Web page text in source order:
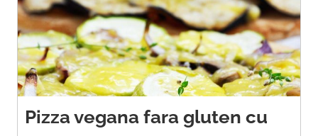
Pizza vegana fara gluten cu